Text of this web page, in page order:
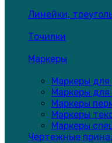
Линейки,
Точилки
Маркеры
Маркеры для
Маркеры
Маркеры
Маркеры
Маркеры
Чертежные